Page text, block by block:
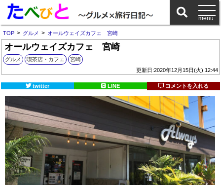
TOP > グルメ > オールウェイズカフェ 宮崎
オールウェイズカフェ 宮崎
グルメ 喫茶店・カフェ
宮崎
更新日:2020年12月15日(火) 12:44
twitter LINE コメントを入れる